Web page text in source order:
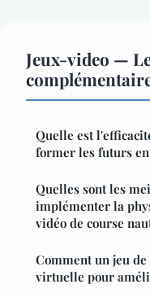
Jeux-video —
Quelle est
former les futurs
Quelles sont les
implémenter la
vidéo de course
Comment un jeu
virtuelle pour